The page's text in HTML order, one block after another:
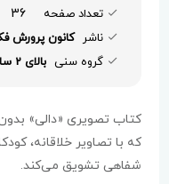
تعداد صفحه
36
ناشر کانون پرورش
گروه سنی بالای 2 سال
کتاب تصویری «دالی»
که با تصاویر خلاقانه،
شفاهی تشویق می‌کند.